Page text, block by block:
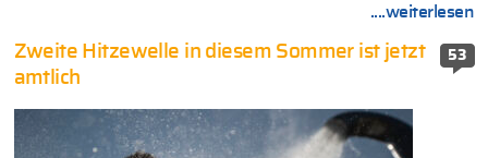
....weiterlesen
53
Zweite Hitzewelle in diesem Sommer ist jetzt
amtlich